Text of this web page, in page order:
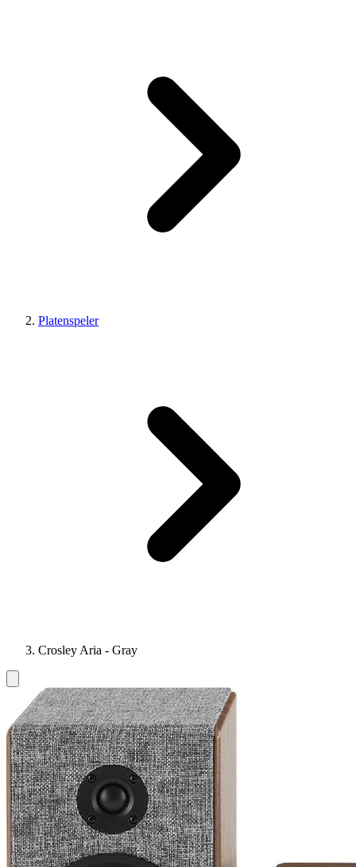
Platenspeler
Crosley Aria - Gray